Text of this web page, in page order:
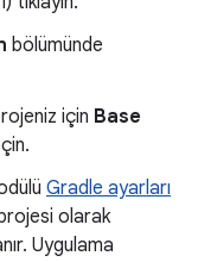
bölümünde
için Base
Gradle ayarları
olarak
Uygulama